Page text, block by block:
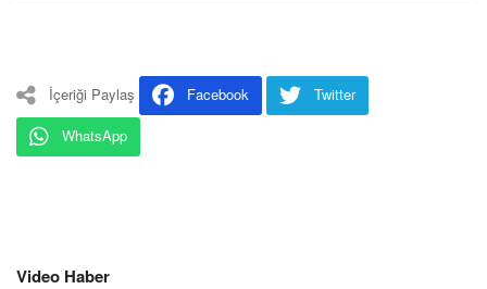
İçeriği Paylaş Facebook
Twitter
WhatsApp
Video Haber